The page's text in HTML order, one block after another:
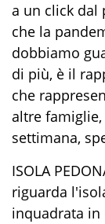
a un click dal
che la p
dobbiamo
di più, è il
che
altre famiglie
settimana,
ISOLA
riguarda
inquadrata in